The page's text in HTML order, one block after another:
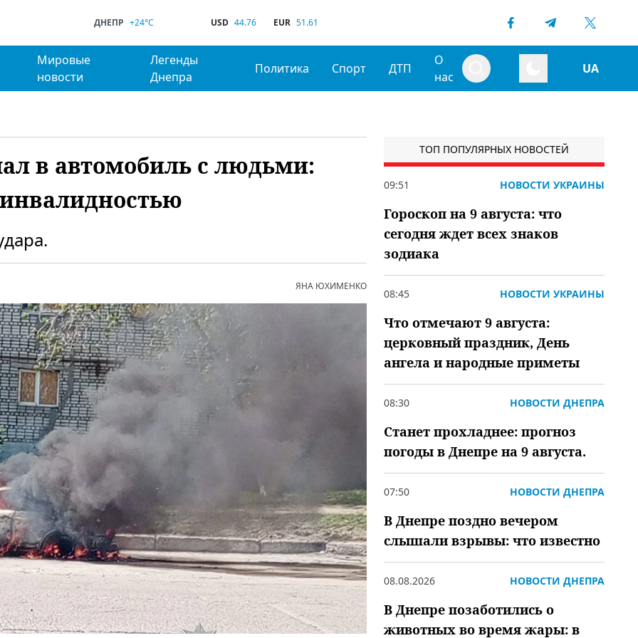
ДНЕПР +24°C USD 44.76 EUR 51.61
Мировые
новости
Легенды
Днепра
Политика Спорт ДТП
О
нас
UA
в автомобиль с людьми:
ЯНА ЮХИМЕНКО
ТОП ПОПУЛЯРНЫХ НОВОСТЕЙ
09:51 НОВОСТИ УКРАИНЫ
Гороскоп на 9 августа: что
сегодня ждет всех знаков
зодиака
08:45 НОВОСТИ УКРАИНЫ
Что отмечают 9 августа:
церковный праздник, День
ангела и народные приметы
08:30 НОВОСТИ ДНЕПРА
Станет прохладнее: прогноз
погоды в Днепре на 9 августа.
07:50 НОВОСТИ ДНЕПРА
В Днепре поздно вечером
слышали взрывы: что известно
08.08.2026 НОВОСТИ ДНЕПРА
В Днепре позаботились о
животных во время жары: в